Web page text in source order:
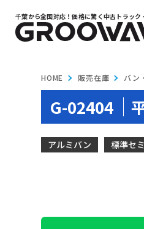
千葉から全国対応！価格に驚く中古トラック
HOME 販売在庫 バン
G-02404
アルミバン 標準セ